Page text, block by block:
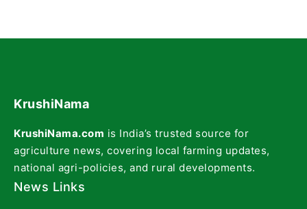
KrushiNama
KrushiNama.com is India’s trusted source for
agriculture news, covering local farming updates,
national agri-policies, and rural developments.
News Links